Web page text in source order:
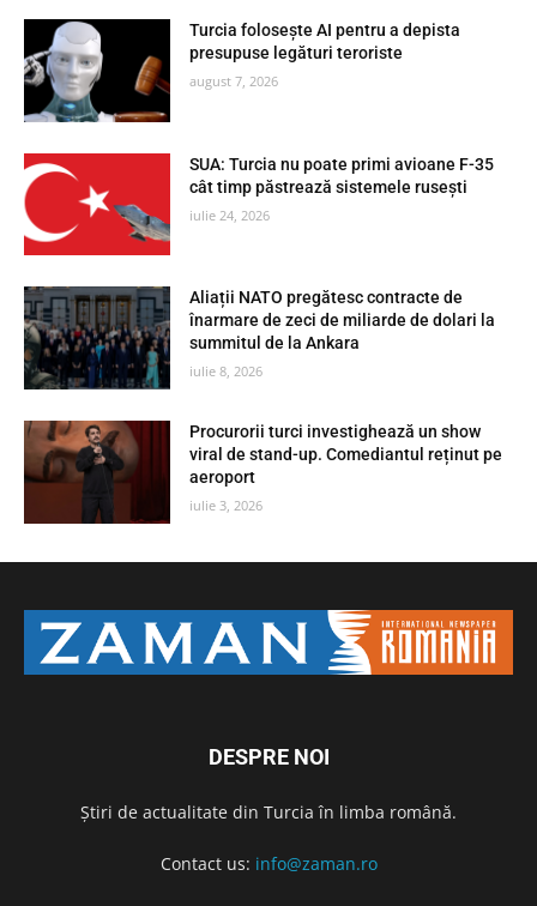
Turcia folosește AI pentru a depista
presupuse legături teroriste
august 7, 2026
SUA: Turcia nu poate primi avioane F-35
cât timp păstrează sistemele rusești
iulie 24, 2026
Aliații NATO pregătesc contracte de
înarmare de zeci de miliarde de dolari la
summitul de la Ankara
iulie 8, 2026
Procurorii turci investighează un show
viral de stand-up. Comediantul reținut pe
aeroport
iulie 3, 2026
DESPRE NOI
Știri de actualitate din Turcia în limba română.
Contact us: info@zaman.ro